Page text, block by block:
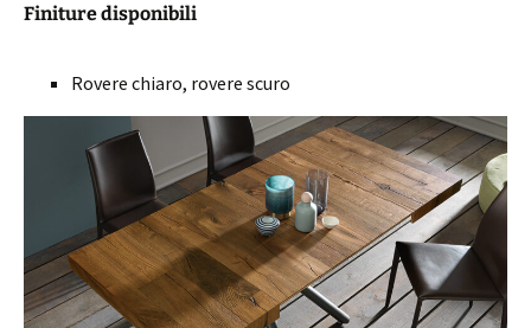
Finiture disponibili
Rovere chiaro, rovere scuro